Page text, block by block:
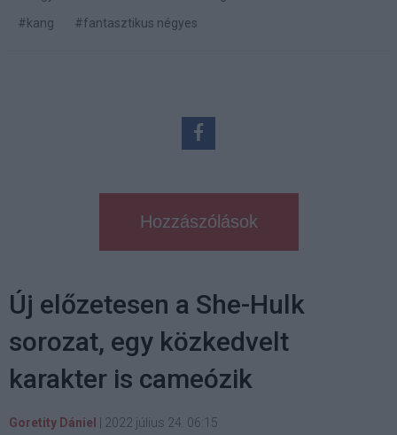
#kang
#fantasztikus négyes
Hozzászólások
Új előzetesen a She-Hulk
sorozat, egy közkedvelt
karakter is cameózik
Goretity Dániel 2022 július 24. 06:15